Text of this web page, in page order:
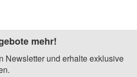
mehr!
Newsletter und erhalte exklusive